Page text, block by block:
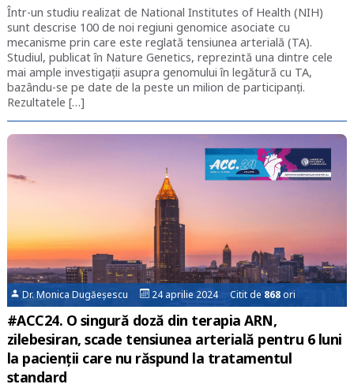
Într-un studiu realizat de National Institutes of Health (NIH)
sunt descrise 100 de noi regiuni genomice asociate cu
mecanisme prin care este reglată tensiunea arterială (TA).
Studiul, publicat în Nature Genetics, reprezintă una dintre cele
mai ample investigații asupra genomului în legătură cu TA,
bazându-se pe date de la peste un milion de participanți.
Rezultatele […]
Dr. Monica Dugăeșescu 24 aprilie 2024 Citit de 868ori
#ACC24. O singură doză din terapia ARN,
zilebesiran, scade tensiunea arterială pentru 6 luni
la pacienții care nu răspund la tratamentul
standard